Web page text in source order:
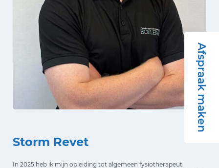
Afspraak maken
Storm Revet
In 2025 heb ik mijn opleiding tot algemeen fysiotherapeut